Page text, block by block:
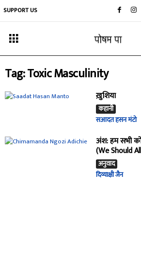
SUPPORT US
Tag: Toxic Masculinity
ख़ुशिया
कहानी
सआदत हसन मंटो
अंश: हम सभी को
(We Should
अनुवाद
दिव्याक्षी जैन